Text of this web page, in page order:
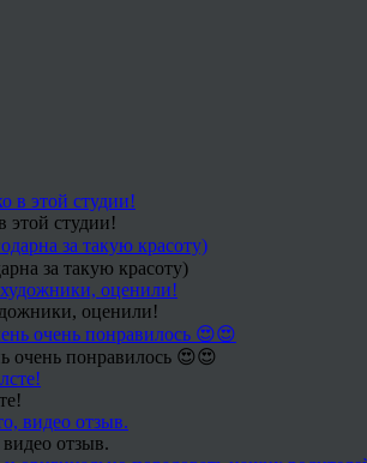
этой студии!
за такую красоту)
оценили!
очень понравилось 😍😍
отзыв.